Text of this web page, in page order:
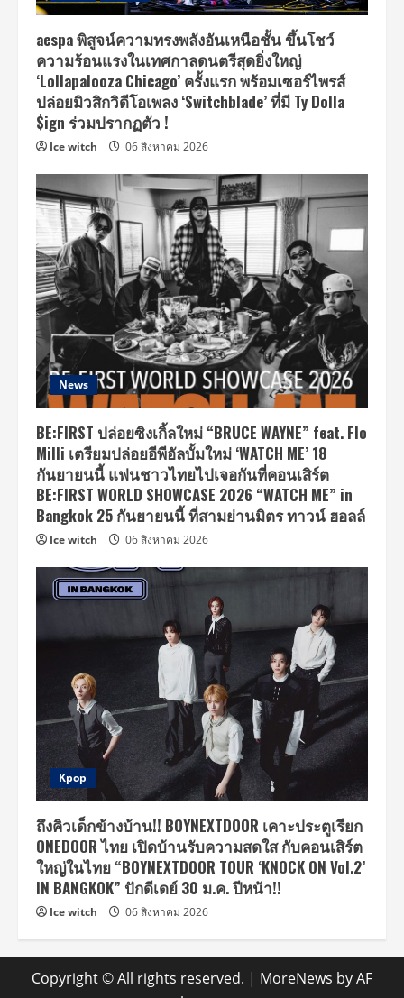
aespa พิสูจน์ความทรงพลังอันเหนือชั้น ขึ้นโชว์
ความร้อนแรงในเทศกาลดนตรีสุดยิ่งใหญ่
‘Lollapalooza Chicago’ ครั้งแรก พร้อมเซอร์ไพรส์
ปล่อยมิวสิกวิดีโอเพลง ‘Switchblade’ ที่มี Ty Dolla
$ign ร่วมปรากฏตัว !
Ice witch 06 สิงหาคม 2026
News
BE:FIRST ปล่อยซิงเกิ้ลใหม่ “BRUCE WAYNE” feat. Flo
Milli เตรียมปล่อยอีพีอัลบั้มใหม่ ‘WATCH ME’ 18
กันยายนนี้ แฟนชาวไทยไปเจอกันที่คอนเสิร์ต
BE:FIRST WORLD SHOWCASE 2026 “WATCH ME” in
Bangkok 25 กันยายนนี้ ที่สามย่านมิตร ทาวน์ ฮอลล์
Ice witch 06 สิงหาคม 2026
Kpop
ถึงคิวเด็กข้างบ้าน!! BOYNEXTDOOR เคาะประตูเรียก
ONEDOOR ไทย เปิดบ้านรับความสดใส กับคอนเสิร์ต
ใหญ่ในไทย “BOYNEXTDOOR TOUR ‘KNOCK ON Vol.2’
IN BANGKOK” ปักดีเดย์ 30 ม.ค. ปีหน้า!!
Ice witch 06 สิงหาคม 2026
Copyright © All rights reserved. | MoreNews by AF